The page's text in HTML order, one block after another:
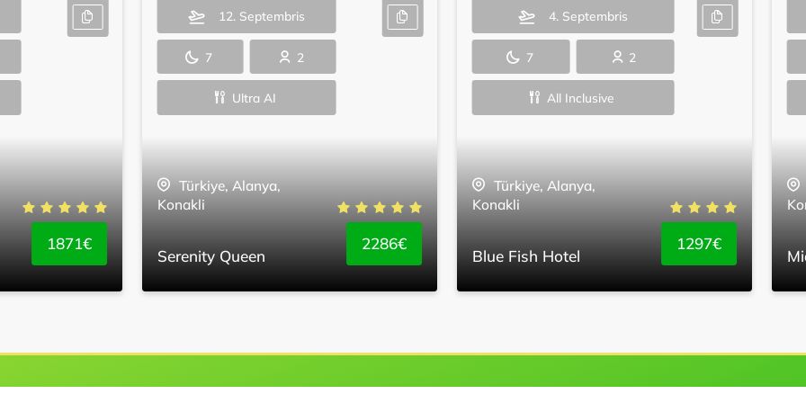
1871€
12. Septembris
7 2
Ultra AI
Türkiye, Alanya,
Konakli
Serenity Queen
2286€
4. Septembris
7 2
All Inclusive
Türkiye, Alanya,
Konakli
Blue Fish Hotel
1297€